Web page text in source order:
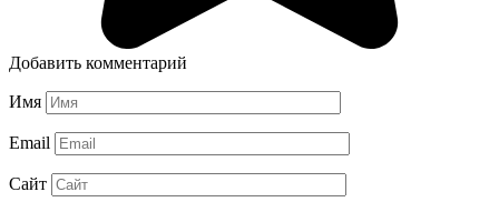
Добавить комментарий
Имя
Email
Сайт